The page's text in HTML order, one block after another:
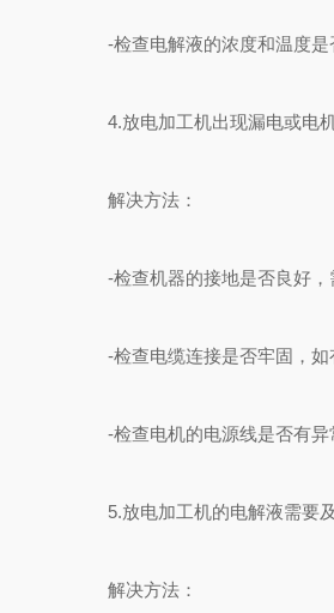
-检查电解液的浓度和温度是
4.放电加工机出现漏电或电机
解决方法：
-检查机器的接地是否良好，
-检查电缆连接是否牢固，如
-检查电机的电源线是否有异
5.放电加工机的电解液需要及
解决方法：